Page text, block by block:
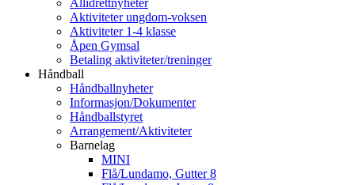
Allidrettnyheter
Aktiviteter ungdom-voksen
Aktiviteter 1-4 klasse
Åpen Gymsal
Betaling aktiviteter/treninger
Håndball
Håndballnyheter
Informasjon/Dokumenter
Håndballstyret
Arrangement/Aktiviteter
Barnelag
MINI
Flå/Lundamo, Gutter 8